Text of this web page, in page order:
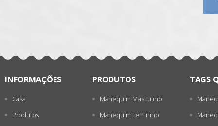
INFORMAÇÕES
Casa
Produtos
PRODUTOS
Manequim Masculino
Manequim Feminino
TAGS